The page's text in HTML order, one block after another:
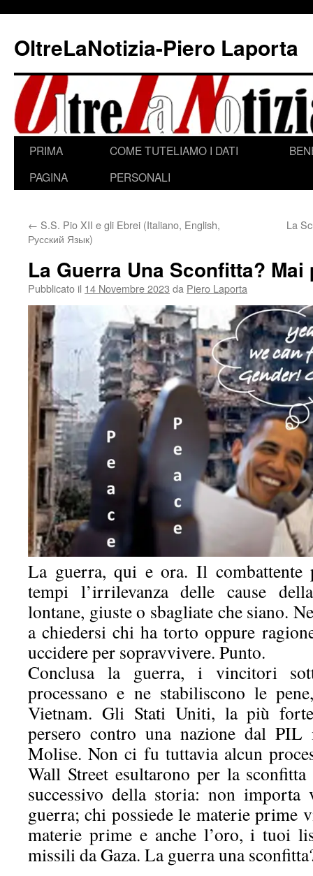
contenuto
OltreLaNotizia-Piero Laporta
PRIMA
PAGINA
COME TUTELIAMO I DATI
PERSONALI
← S.S. Pio XII e gli Ebrei (Italiano, English,
Русский Язык)
La
La Guerra Una Sconfitta?
Pubblicato il 14 Novembre 2023 da Piero Laporta
La guerra, qui e ora. Il combattente
tempi l’irrilevanza delle cause
lontane, giuste o sbagliate che siano.
a chiedersi chi ha torto oppure
uccidere per sopravvivere. Punto.
Conclusa la guerra, i vincitori
processano e ne stabiliscono le
Vietnam. Gli Stati Uniti, la più
persero contro una nazione dal
Molise. Non ci fu tuttavia alcun
Wall Street esultarono per la
successivo della storia: non importa
guerra; chi possiede le materie prime
materie prime e anche l’oro, i tuoi
missili da Gaza. La guerra una